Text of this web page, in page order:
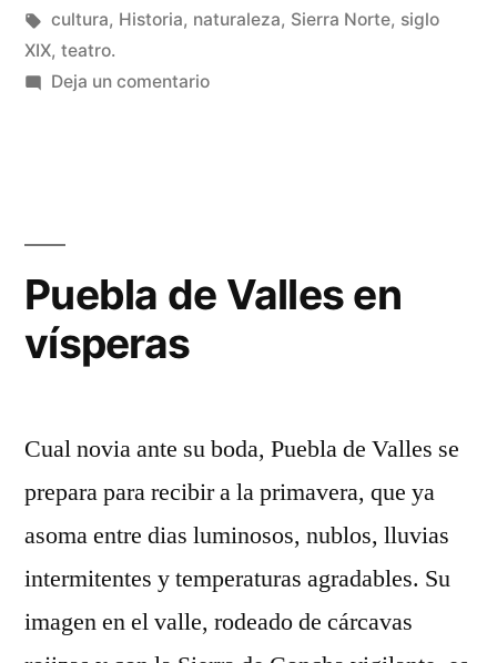
Etiquetas:
cultura, Historia, naturaleza, Sierra Norte, siglo
XIX, teatro.
Deja un comentarioen
Puebla de Valles en
vísperas
Cual novia ante su boda, Puebla de Valles se
prepara para recibir a la primavera, que ya
asoma entre dias luminosos, nublos, lluvias
intermitentes y temperaturas agradables. Su
imagen en el valle, rodeado de cárcavas